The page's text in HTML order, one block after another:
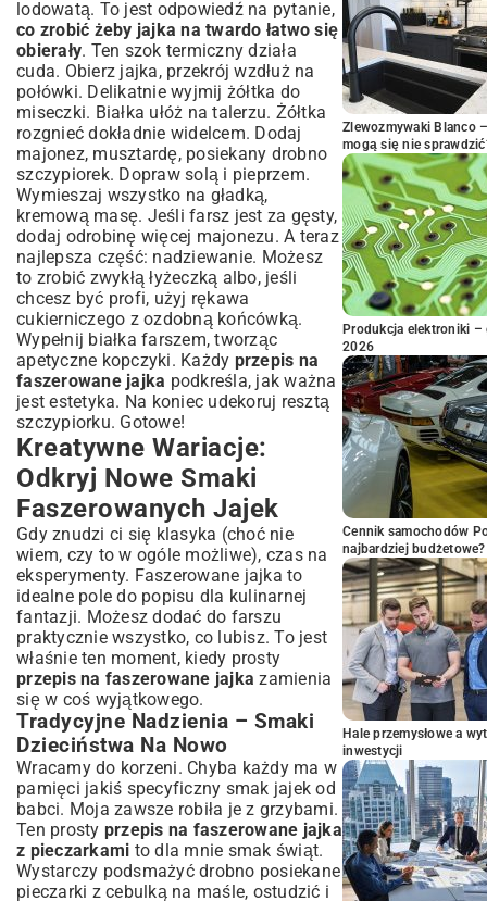
lodowatą. To jest odpowiedź na pytanie,
co zrobić żeby jajka na twardo łatwo się
obierały. Ten szok termiczny działa
cuda. Obierz jajka, przekrój wzdłuż na
połówki. Delikatnie wyjmij żółtka do
miseczki. Białka ułóż na talerzu. Żółtka
rozgnieć dokładnie widelcem. Dodaj
majonez, musztardę, posiekany drobno
szczypiorek. Dopraw solą i pieprzem.
Wymieszaj wszystko na gładką,
kremową masę. Jeśli farsz jest za gęsty,
dodaj odrobinę więcej majonezu. A teraz
najlepsza część: nadziewanie. Możesz
to zrobić zwykłą łyżeczką albo, jeśli
chcesz być profi, użyj rękawa
cukierniczego z ozdobną końcówką.
Wypełnij białka farszem, tworząc
apetyczne kopczyki. Każdy przepis na
faszerowane jajka podkreśla, jak ważna
jest estetyka. Na koniec udekoruj resztą
szczypiorku. Gotowe!
Kreatywne Wariacje:
Odkryj Nowe Smaki
Faszerowanych Jajek
Gdy znudzi ci się klasyka (choć nie
wiem, czy to w ogóle możliwe), czas na
eksperymenty. Faszerowane jajka to
idealne pole do popisu dla kulinarnej
fantazji. Możesz dodać do farszu
praktycznie wszystko, co lubisz. To jest
właśnie ten moment, kiedy prosty
przepis na faszerowane jajka zamienia
się w coś wyjątkowego.
Tradycyjne Nadzienia – Smaki
Dzieciństwa Na Nowo
Wracamy do korzeni. Chyba każdy ma w
pamięci jakiś specyficzny smak jajek od
babci. Moja zawsze robiła je z grzybami.
Ten prosty przepis na faszerowane jajka
z pieczarkami to dla mnie smak świąt.
Wystarczy podsmażyć drobno posiekane
pieczarki z cebulką na maśle, ostudzić i
Zlewozmywaki Blanco
mogą się nie
Produkcja elektroniki –
2026
Cennik samochodów
najbardziej budżetowe?
Hale przemysłowe a
inwestycji